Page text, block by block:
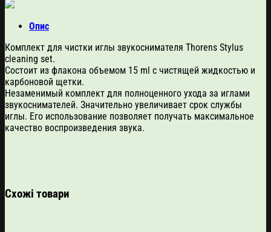
Опис
Комплект для чистки иглы звукоснимателя Thorens Stylus
cleaning set.
Состоит из флакона объемом 15 ml с чистящей жидкостью и
карбоновой щетки.
Незаменимый комплект для полноценного ухода за иглами
звукоснимателей. Значительно увеличивает срок службы
иглы. Его использование позволяет получать максимальное
качество воспроизведения звука.
Схожі товари